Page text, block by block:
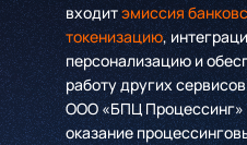
входитэмиссия
токенизацию,
персонализацию и
работу других
ООО «БПЦ Процессинг»
оказание